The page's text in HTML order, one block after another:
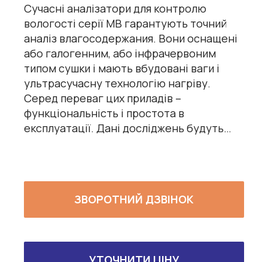
Сучасні аналізатори для контролю
вологості серії MB гарантують точний
аналіз влагосодержания. Вони оснащені
або галогенним, або інфрачервоним
типом сушки і мають вбудовані ваги і
ультрасучасну технологію нагріву.
Серед переваг цих приладів –
функціональність і простота в
експлуатації. Дані досліджень будуть…
ЗВОРОТНИЙ ДЗВІНОК